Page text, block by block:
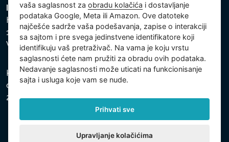
Intex Trading, s.r.o.
Hradecká 2526/3
130 00 Praha 3
Vinohrady - Česká republika
Kompanija je registrovana u Opštinskom sudu u Pragu,
odeljak C, uložak 74759, Identifikacioni broj kompanije:
26150808, Poreski identifikacioni broj: CZ26150808.
vaša saglasnost zaobradu kolačića i dostavljanje
podataka Google, Meta ili Amazon. Ove datoteke
najčešće sadrže vaša podešavanja, zapise o interakciji
sa sajtom i pre svega jedinstvene identifikatore koji
identifikuju vaš pretraživač. Na vama je koju vrstu
saglasnosti ćete nam pružiti za obradu ovih podataka.
Nedavanje saglasnosti može uticati na funkcionisanje
sajta i usluga koje vam se nude.
Prihvati sve
Upravljanje kolačićima